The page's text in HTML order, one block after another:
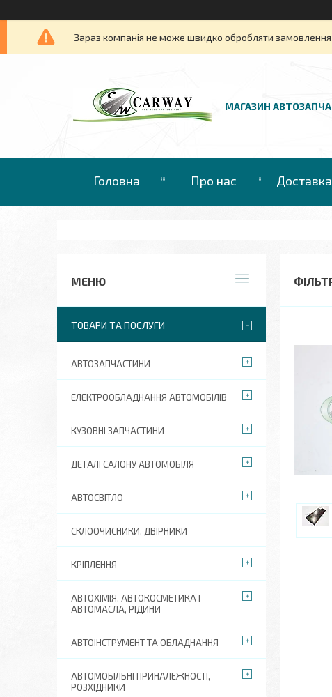
Зараз компанія не може швидко обробляти замовлення
МАГАЗИН
Головна Про нас
ТОВАРИ ТА ПОСЛУГИ
АВТОЗАПЧАСТИНИ
ЕЛЕКТРООБЛАДНАННЯ АВТОМОБІЛІВ
КУЗОВНІ ЗАПЧАСТИНИ
ДЕТАЛІ САЛОНУ АВТОМОБІЛЯ
АВТОСВІТЛО
СКЛООЧИСНИКИ, ДВІРНИКИ
КРІПЛЕННЯ
АВТОХІМІЯ, АВТОКОСМЕТИКА І
АВТОМАСЛА, РІДИНИ
АВТОІНСТРУМЕНТ ТА ОБЛАДНАННЯ
АВТОМОБІЛЬНІ ПРИНАЛЕЖНОСТІ,
РОЗХІДНИКИ